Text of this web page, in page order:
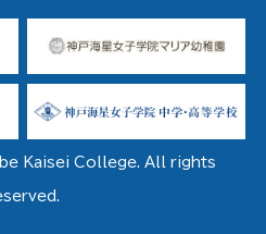
Kaisei College. All rights